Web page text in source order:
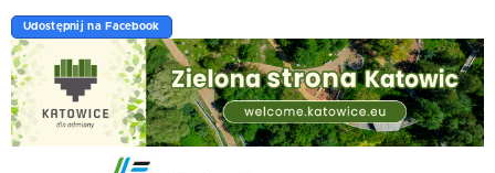
Udostępnij na Facebook